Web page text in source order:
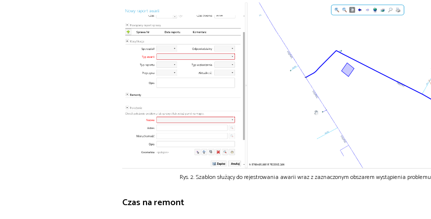
Rys. 2. Szablon służący do rejestrowania awarii wraz z zaznaczonym obszarem wystąpienia problemu
Czas na remont